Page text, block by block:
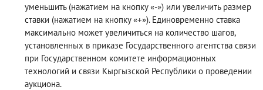
уменьшить (нажатием на кнопку «-») или увеличить размер
ставки (нажатием на кнопку «+»). Единовременно ставка
максимально может увеличиться на количество шагов,
установленных в приказе Государственного агентства связи
при Государственном комитете информационных
технологий и связи Кыргызской Республики о проведении
аукциона.